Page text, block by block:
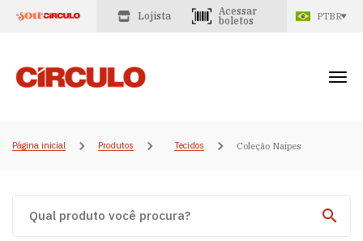
Lojista
Acessar
boletos
PTBR
Página inicial Produtos Tecidos Coleção Naipes